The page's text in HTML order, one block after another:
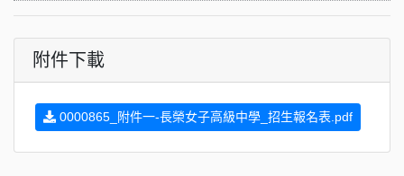
附件下載
0000865_附件一-長榮女子高級中學_招生報名表.pdf